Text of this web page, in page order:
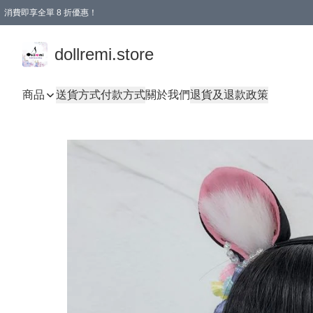
消費即享全單 8 折優惠！
dollremi.store
商品 送貨方式付款方式關於我們退貨及退款政策